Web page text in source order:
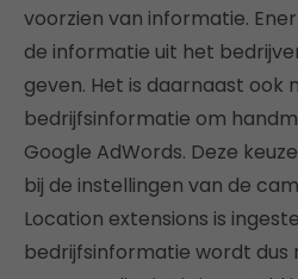
voorzien van informatie.
de informatie uit het
geven. Het is daarnaast ook
bedrijfsinformatie om
Google AdWords. Deze
bij de instellingen van de
Location extensions is
bedrijfsinformatie wordt dus